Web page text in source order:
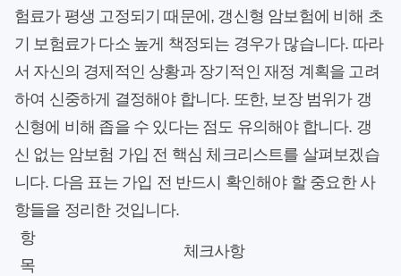
험료가 평생 고정되기 때문에, 갱신형 암보험에 비해 초
기 보험료가 다소 높게 책정되는 경우가 많습니다. 따라
서 자신의 경제적인 상황과 장기적인 재정 계획을 고려
하여 신중하게 결정해야 합니다. 또한, 보장 범위가 갱
신형에 비해 좁을 수 있다는 점도 유의해야 합니다. 갱
신 없는 암보험 가입 전 핵심 체크리스트를 살펴보겠습
니다. 다음 표는 가입 전 반드시 확인해야 할 중요한 사
항들을 정리한 것입니다.
항
목
체크사항